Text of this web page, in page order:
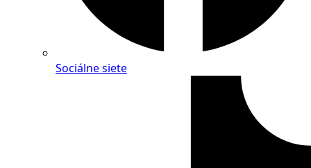
Sociálne siete